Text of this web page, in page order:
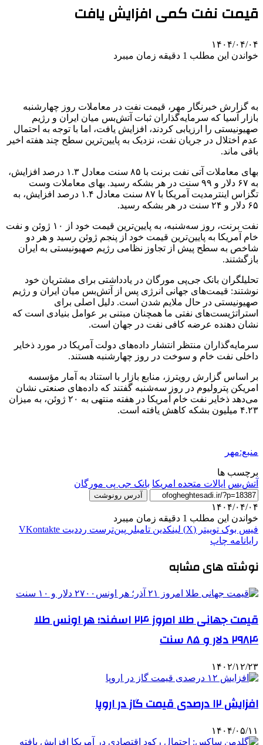
قیمت نفت کمی افزایش یافت
۱۴۰۴/۰۴/۰۴
خواندن این مطلب 1 دقیقه زمان میبرد
به گزارش خبرنگار مهر، قیمت نفت در معاملات روز چهارشنبه
بازار آسیا که سرمایه‌گذاران ثبات آتش‌بس میان ایران و رژیم
صهیونیستی را ارزیابی کردند، افزایش یافت، اما با توجه به احتمال
عدم اختلال در جریان نفت، نزدیک به پایین‌ترین سطح چند هفته اخیر
باقی ماند.
بهای معاملات آتی نفت برنت
با ۸۵ سنت معادل ۱.۳ درصد افزایش،
به ۶۷ دلار و ۹۹ سنت در هر بشکه رسید. بهای معاملات
وست
تگزاس اینترمدیت
آمریکا با ۸۷ سنت معادل ۱.۴ درصد افزایش، به
۶۵ دلار و ۲۴ سنت در هر بشکه رسید.
نفت برنت
، روز سه‌شنبه، به پایین‌ترین قیمت خود از ۱۰ ژوئن و نفت
خام آمریکا به پایین‌ترین قیمت خود از پنجم ژوئن رسید و هر دو
شاخص به سطح پیش از تجاوز نظامی رژیم صهیونیستی به ایران
بازگشتند.
تحلیلگران بانک جی‌پی مورگان در یادداشتی برای مشتریان خود
نوشتند: قیمت‌های جهانی انرژی پس از آتش‌بس میان ایران و رژیم
صهیونیستی در حال ملایم شدن است. دلیل اصلی برای
استراتژیست‌های نفتی ما همچنان مبتنی بر عوامل بنیادی است که
نشان دهنده عرضه کافی نفت در جهان است.
سرمایه‌گذاران منتظر انتشار داده‌های دولت آمریکا در مورد ذخایر
داخلی نفت خام و سوخت در روز چهارشنبه هستند.
بر اساس گزارش رویترز، منابع بازار با استناد به آمار مؤسسه
امریکن پترولیوم در روز سه‌شنبه گفتند که داده‌های صنعتی نشان
می‌دهد ذخایر نفت خام آمریکا در هفته منتهی به ۲۰ ژوئن، به میزان
۴.۲۳ میلیون بشکه کاهش یافته است.
منبع:مهر
برچسب ها
آتش‌بس ایالات متحده امریکا بانک جی پی مورگان
آدرس رونوشت
۱۴۰۴/۰۴/۰۴
خواندن این مطلب 1 دقیقه زمان میبرد
فیس بوک توییتر (X) لینکدین ‫تامبلر ‫پین‌ترست ‫رددیت ‫VKontakte
رایانامه چاپ
نوشته های مشابه
قیمت جهانی طلا امروز ۲۴ اسفند؛ هر اونس طلا
۲۹۸۴ دلار و ۸۵ سنت
۱۴۰۲/۱۲/۲۳
افزایش ۱۲ درصدی قیمت گاز در اروپا
۱۴۰۴/۰۵/۱۱